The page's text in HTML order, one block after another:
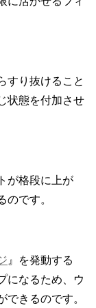
すり抜けること
状態を付加させ
が格段に上が
のです。
』を発動する
になるため、ウ
きるのです。